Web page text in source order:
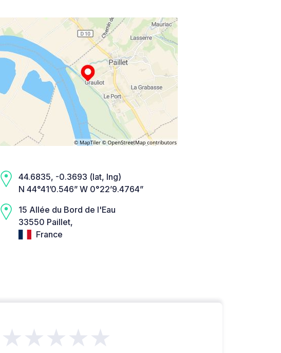
44.6835, -0.3693 (lat, lng)
N 44°41’0.546” W 0°22’9.4764”
15 Allée du Bord de l'Eau
33550 Paillet,
France
★★★★★